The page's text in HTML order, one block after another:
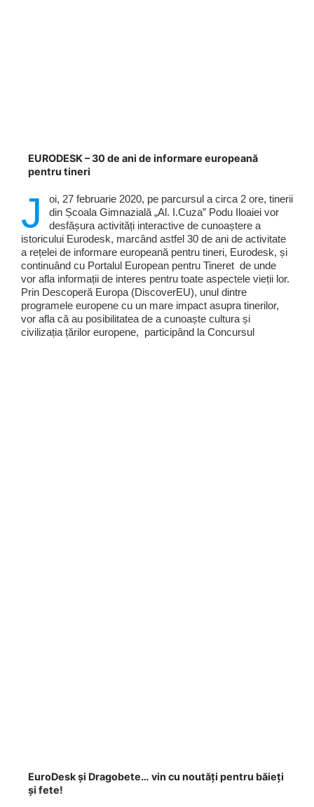
EURODESK – 30 de ani de informare europeană
pentru tineri
J
oi, 27 februarie 2020, pe parcursul a circa 2 ore, tinerii
din Școala Gimnazială „Al. I.Cuza” Podu Iloaiei vor
desfășura activități interactive de cunoaștere a
istoricului Eurodesk, marcând astfel 30 de ani de activitate
a rețelei de informare europeană pentru tineri, Eurodesk, și
continuând cu Portalul European pentru Tineret de unde
vor afla informații de interes pentru toate aspectele vieții lor.
Prin Descoperă Europa (DiscoverEU), unul dintre
programele europene cu un mare impact asupra tinerilor,
vor afla că au posibilitatea de a cunoaște cultura și
civilizația țărilor europene, participând la Concursul
EuroDesk și Dragobete… vin cu noutăți pentru băieți
și fete!